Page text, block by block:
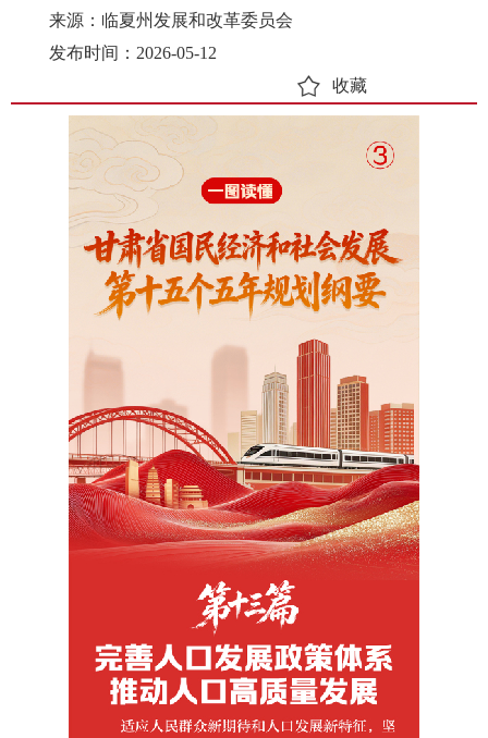
来源：临夏州发展和改革委员会
发布时间：2026-05-12
收藏